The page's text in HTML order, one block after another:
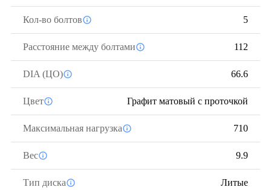
Кол-во болтов 5
Расстояние между болтами 112
DIA (ЦО) 66.6
Цвет Графит матовый с проточкой
Максимальная нагрузка 710
Вес 9.9
Тип диска Литые